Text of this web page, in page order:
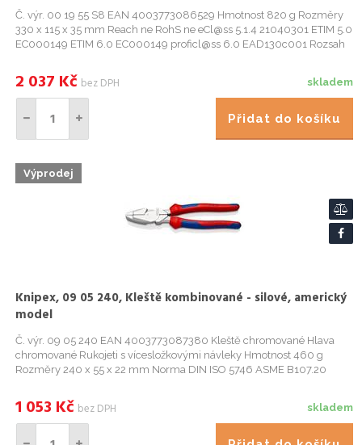
Č. výr. 00 19 55 S8 EAN 4003773086529 Hmotnost 820 g Rozměry
330 x 115 x 35 mm Reach ne RohS ne eCl@ss 5.1.4 21040301 ETIM 5.0
EC000149 ETIM 6.0 EC000149 proficl@ss 6.0 EAD130c001 Rozsah
skladem
2 037 Kč bez DPH
Přidat do košíku
Knipex, 09 05 240, Kleště kombinované - silové, americký
model
Č. výr. 09 05 240 EAN 4003773087380 Kleště chromované Hlava
chromované Rukojeti s vícesložkovými návleky Hmotnost 460 g
Rozměry 240 x 55 x 22 mm Norma DIN ISO 5746 ASME B107.20
(průměr) ...
skladem
1 053 Kč bez DPH
Výprodej